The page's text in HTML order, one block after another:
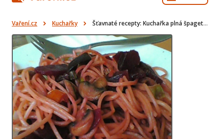
Vaření.cz Kuchařky Šťavnaté recepty: Kuchařka plná špaget s červenou řepou, bábovekou, rybízovým koláčem a dalšími lahůdkami